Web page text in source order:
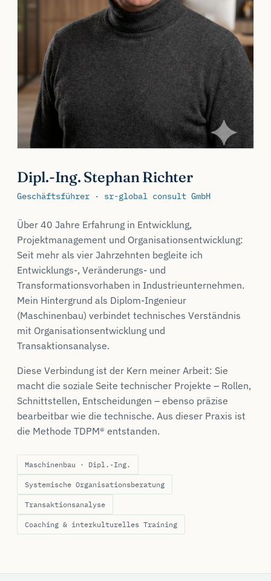
Dipl.-Ing. Stephan Richter
Geschäftsführer · sr-global consult GmbH
Über 40 Jahre Erfahrung in Entwicklung,
Projektmanagement und Organisationsentwicklung:
Seit mehr als vier Jahrzehnten begleite ich
Entwicklungs-, Veränderungs- und
Transformationsvorhaben in Industrieunternehmen.
Mein Hintergrund als Diplom-Ingenieur
(Maschinenbau) verbindet technisches Verständnis
mit Organisationsentwicklung und
Transaktionsanalyse.
Diese Verbindung ist der Kern meiner Arbeit: Sie
macht die soziale Seite technischer Projekte – Rollen,
Schnittstellen, Entscheidungen – ebenso präzise
bearbeitbar wie die technische. Aus dieser Praxis ist
die Methode TDPM® entstanden.
Maschinenbau · Dipl.-Ing.
Systemische Organisationsberatung
Transaktionsanalyse
Coaching & interkulturelles Training